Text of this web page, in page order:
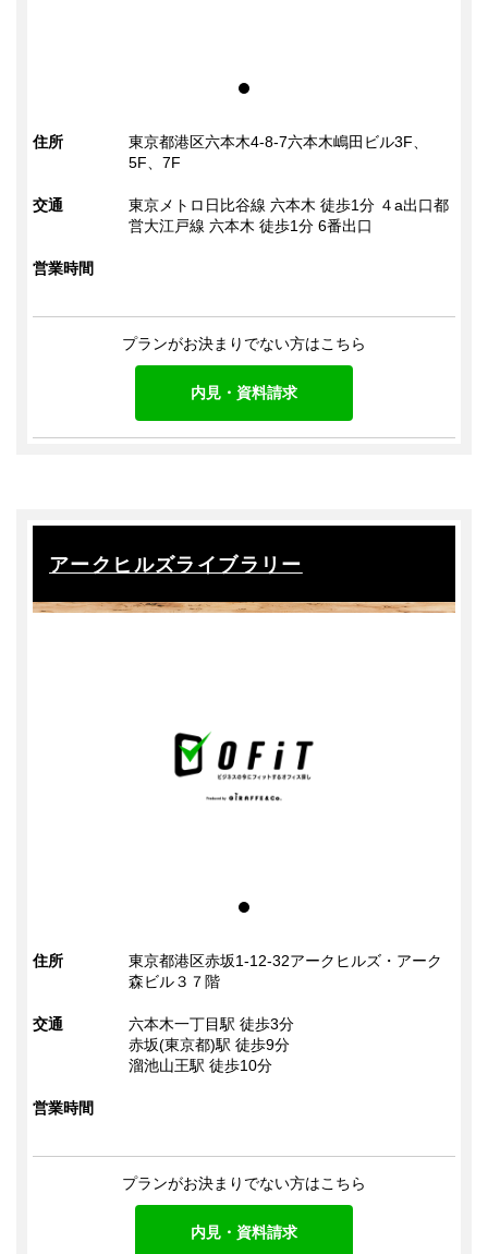
住所
東京都港区六本木4-8-7六本木嶋田ビル3F、
5F、7F
交通
東京メトロ日比谷線 六本木 徒歩1分 ４a出口都
営大江戸線 六本木 徒歩1分 6番出口
営業時間
プランがお決まりでない方はこちら
内見・資料請求
アークヒルズライブラリー
住所
東京都港区赤坂1-12-32アークヒルズ・アーク
森ビル３７階
交通
六本木一丁目駅 徒歩3分
赤坂(東京都)駅 徒歩9分
溜池山王駅 徒歩10分
営業時間
プランがお決まりでない方はこちら
内見・資料請求